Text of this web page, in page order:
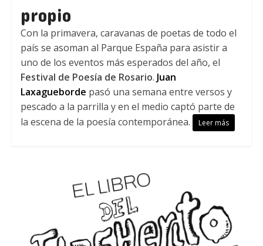
propio
Con la primavera, caravanas de poetas de todo el
país se asoman al Parque España para asistir a
uno de los eventos más esperados del año, el
Festival de Poesía de Rosario. Juan
Laxagueborde pasó una semana entre versos y
pescado a la parrilla y en el medio captó parte de
la escena de la poesía contemporánea.
Leer más